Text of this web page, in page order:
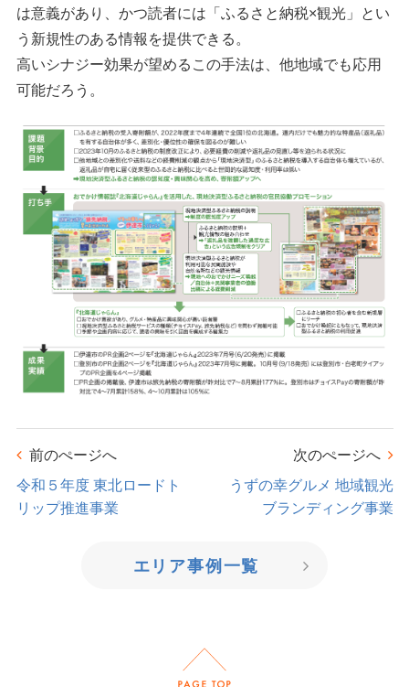
は意義があり、かつ読者には「ふるさと納税×観光」とい
う新規性のある情報を提供できる。
高いシナジー効果が望めるこの手法は、他地域でも応用
可能だろう。
前のぺージへ
令和５年度 東北ロードト
リップ推進事業
次のぺージへ
うずの幸グルメ 地域観光
ブランディング事業
エリア事例一覧